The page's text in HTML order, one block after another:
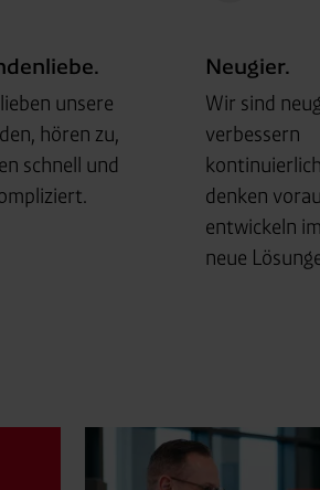
unsere
hören zu,
schnell und
Neugier.
Wir sind
verbessern
denken
entwickeln
neue